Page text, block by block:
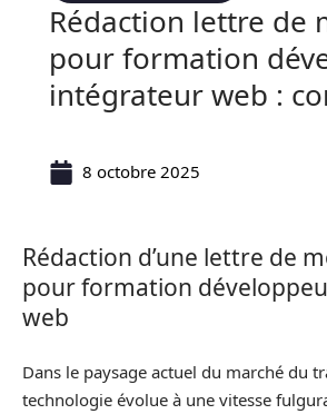
Rédaction lettre de
pour formation
intégrateur web :
8 octobre 2025
Rédaction d’une lettre de
pour formation
web
Dans le paysage actuel du marché du
technologie évolue à une vitesse